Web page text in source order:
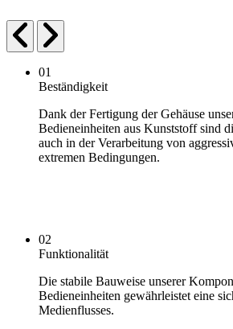
01
Beständigkeit
Dank der Fertigung der Gehäuse
Bedieneinheiten aus Kunststoff sind
auch in der Verarbeitung von
extremen Bedingungen.
02
Funktionalität
Die stabile Bauweise unserer
Bedieneinheiten gewährleistet eine
Medienflusses.